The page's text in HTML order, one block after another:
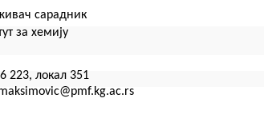
сарадник
за хемију
223, локал 351